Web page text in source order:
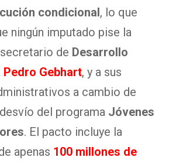
condicional, lo que
ningún imputado pise la
de Desarrollo
Pedro Gebhart, y a sus
a cambio de
del programa Jóvenes
. El pacto incluye la
apenas 100 millones de